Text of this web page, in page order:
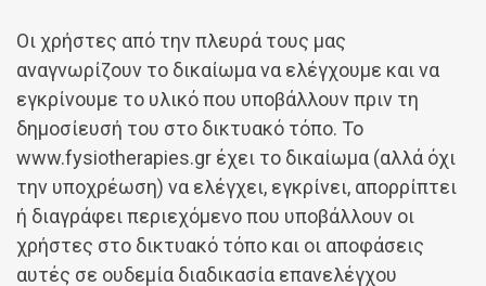
Οι χρήστες από την πλευρά τους μας
αναγνωρίζουν το δικαίωμα να ελέγχουμε και να
εγκρίνουμε το υλικό που υποβάλλουν πριν τη
δημοσίευσή του στο δικτυακό τόπο. Το
www.fysiotherapies.gr έχει το δικαίωμα (αλλά όχι
την υποχρέωση) να ελέγχει, εγκρίνει, απορρίπτει
ή διαγράφει περιεχόμενο που υποβάλλουν οι
χρήστες στο δικτυακό τόπο και οι αποφάσεις
αυτές σε ουδεμία διαδικασία επανελέγχου